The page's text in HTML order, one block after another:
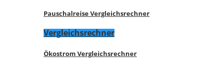
Pauschalreise Vergleichsrechner
Vergleichsrechner
Ökostrom Vergleichsrechner